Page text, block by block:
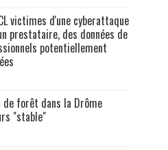
victimes d'une cyberattaque
prestataire, des données de
potentiellement
de forêt dans la Drôme
"stable"